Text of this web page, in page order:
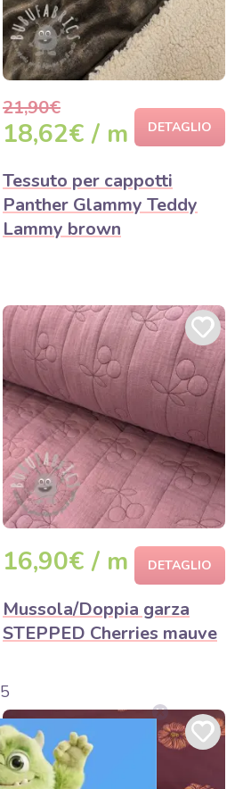
21,90€
18,62€ / m DETAGLIO
Tessuto per cappotti
Panther Glammy Teddy
Lammy brown
16,90€ / m DETAGLIO
Mussola/Doppia garza
STEPPED Cherries mauve
3